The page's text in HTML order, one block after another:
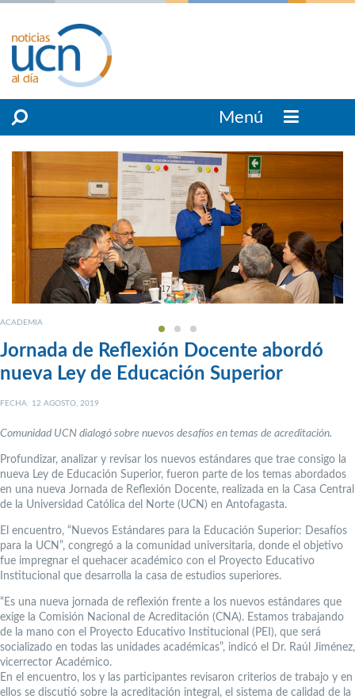
Menú
ACADEMIA
Jornada de Reflexión Docente abordó
nueva Ley de Educación Superior
FECHA: 12 AGOSTO, 2019
Comunidad UCN dialogó sobre nuevos desafíos en temas de acreditación.
Profundizar, analizar y revisar los nuevos estándares que trae consigo la
nueva Ley de Educación Superior, fueron parte de los temas abordados
en una nueva Jornada de Reflexión Docente, realizada en la Casa Central
de la Universidad Católica del Norte (UCN) en Antofagasta.
El encuentro, “Nuevos Estándares para la Educación Superior: Desafíos
para la UCN”, congregó a la comunidad universitaria, donde el objetivo
fue impregnar el quehacer académico con el Proyecto Educativo
Institucional que desarrolla la casa de estudios superiores.
“Es una nueva jornada de reflexión frente a los nuevos estándares que
exige la Comisión Nacional de Acreditación (CNA). Estamos trabajando
de la mano con el Proyecto Educativo Institucional (PEI), que será
socializado en todas las unidades académicas”, indicó el Dr. Raúl Jiménez,
vicerrector Académico.
En el encuentro, los y las participantes revisaron criterios de trabajo y en
ellos se discutió sobre la acreditación integral, el sistema de calidad de la